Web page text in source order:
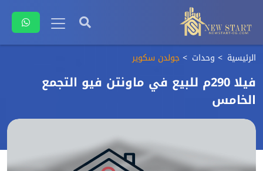
الرئيسية وحدات جولدن سكوير
فيلا 290م للبيع في ماونتن فيو التجمع
الخامس